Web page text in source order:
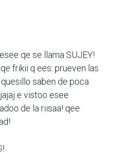
qe se llama SUJEY!
frikii q ees: prueven las
saben de poca
e vistoo esee
de la riisaa! qee